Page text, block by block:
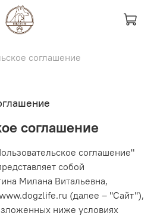
соглашение
соглашение
соглашение"
собой
Милана Витальевна,
(далее – "Сайт"),
ниже условиях